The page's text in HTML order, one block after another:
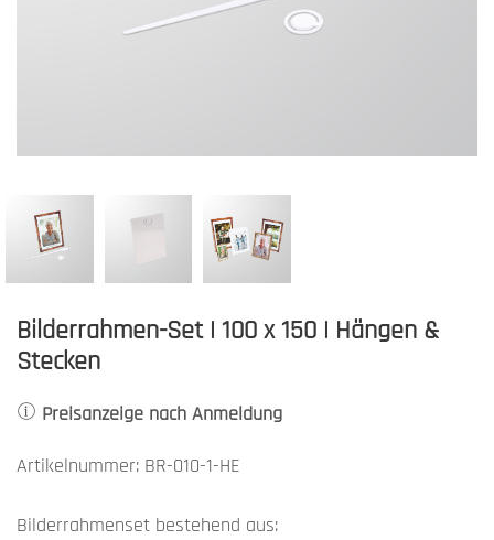
Bilderrahmen-Set | 100 x 150 | Hängen &
Stecken
Preisanzeige nach Anmeldung
Artikelnummer: BR-010-1-HE
Bilderrahmenset bestehend aus: